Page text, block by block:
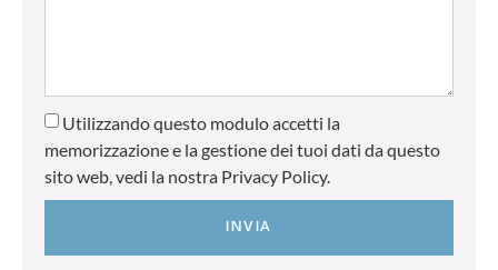
Utilizzando questo modulo accetti la
memorizzazione e la gestione dei tuoi dati da questo
sito web, vedi la nostra Privacy Policy.
INVIA